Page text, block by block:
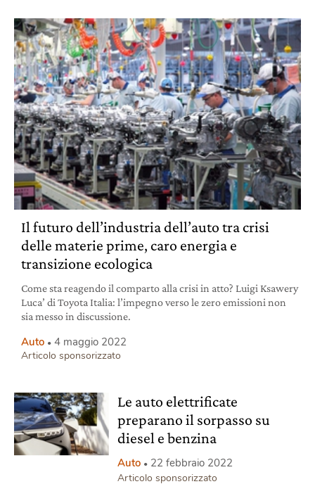
Il futuro dell’industria dell’auto tra crisi
delle materie prime, caro energia e
transizione ecologica
Come sta reagendo il comparto alla crisi in atto? Luigi Ksawery
Luca’ di Toyota Italia: l’impegno verso le zero emissioni non
sia messo in discussione.
Auto 4 maggio 2022
Articolo sponsorizzato
Le auto elettrificate
preparano il sorpasso su
diesel e benzina
Auto 22 febbraio 2022
Articolo sponsorizzato